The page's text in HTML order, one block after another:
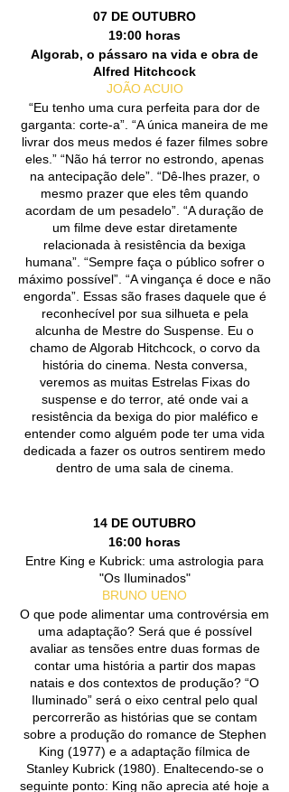
​07 DE OUTUBRO
19:00 horas
Algorab, o pássaro na vida e obra de
Alfred Hitchcock
JOÃO ACUIO
“Eu tenho uma cura perfeita para dor de
garganta: corte-a”. “A única maneira de me
livrar dos meus medos é fazer filmes sobre
eles.” “Não há terror no estrondo, apenas
na antecipação dele”. “Dê-lhes prazer, o
mesmo prazer que eles têm quando
acordam de um pesadelo”. “A duração de
um filme deve estar diretamente
relacionada à resistência da bexiga
humana”. “Sempre faça o público sofrer o
máximo possível”. “A vingança é doce e não
engorda”. Essas são frases daquele que é
reconhecível por sua silhueta e pela
alcunha de Mestre do Suspense. Eu o
chamo de Algorab Hitchcock, o corvo da
história do cinema. Nesta conversa,
veremos as muitas Estrelas Fixas do
suspense e do terror, até onde vai a
resistência da bexiga do pior maléfico e
entender como alguém pode ter uma vida
dedicada a fazer os outros sentirem medo
dentro de uma sala de cinema.
14 DE OUTUBRO
16:00 horas
Entre King e Kubrick: uma astrologia para
"Os Iluminados"
BRUNO UENO
O que pode alimentar uma controvérsia em
uma adaptação? Será que é possível
avaliar as tensões entre duas formas de
contar uma história a partir dos mapas
natais e dos contextos de produção? “O
Iluminado” será o eixo central pelo qual
percorrerão as histórias que se contam
sobre a produção do romance de Stephen
King (1977) e a adaptação fílmica de
Stanley Kubrick (1980). Enaltecendo-se o
seguinte ponto: King não aprecia até hoje a